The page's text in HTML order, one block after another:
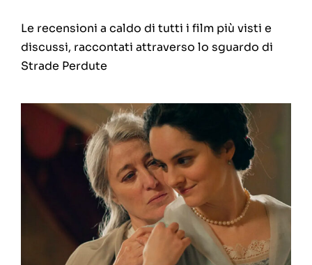
Festival
Articoli
Chi siamo
Le recensioni a caldo di tutti i film più visti e
discussi, raccontati attraverso lo sguardo di
Strade Perdute